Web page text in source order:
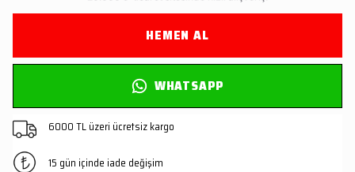
HEMEN AL
WHATSAPP
6000 TL üzeri ücretsiz kargo
15 gün içinde iade değişim